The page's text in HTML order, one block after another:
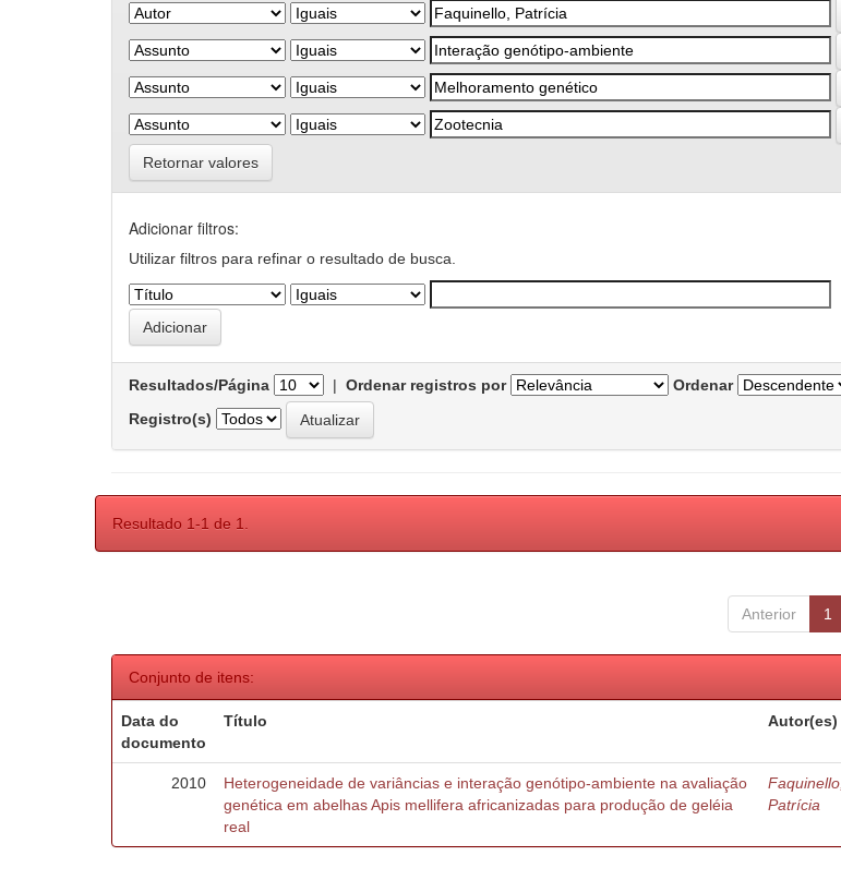
Retornar valores
Adicionar filtros:
Utilizar filtros para refinar o resultado de busca.
Resultados/Página | Ordenar registros por
Ordenar
Registro(s)
Resultado 1-1 de 1.
Anterior 1
Conjunto de itens:
Data do
documento
Título Autor(es)
2010
Heterogeneidade de variâncias e interação genótipo-ambiente na avaliação
genética em abelhas Apis mellifera africanizadas para produção de geléia
real
Faquinello,
Patrícia